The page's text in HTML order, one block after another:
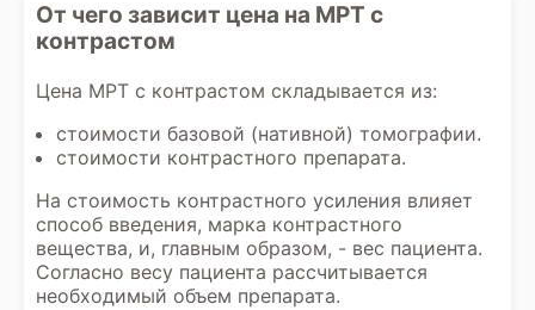
От чего зависит цена на МРТ с
контрастом
Цена МРТ с контрастом складывается из:
стоимости базовой (нативной) томографии.
стоимости контрастного препарата.
На стоимость контрастного усиления влияет
способ введения, марка контрастного
вещества, и, главным образом, - вес пациента.
Согласно весу пациента рассчитывается
необходимый объем препарата.